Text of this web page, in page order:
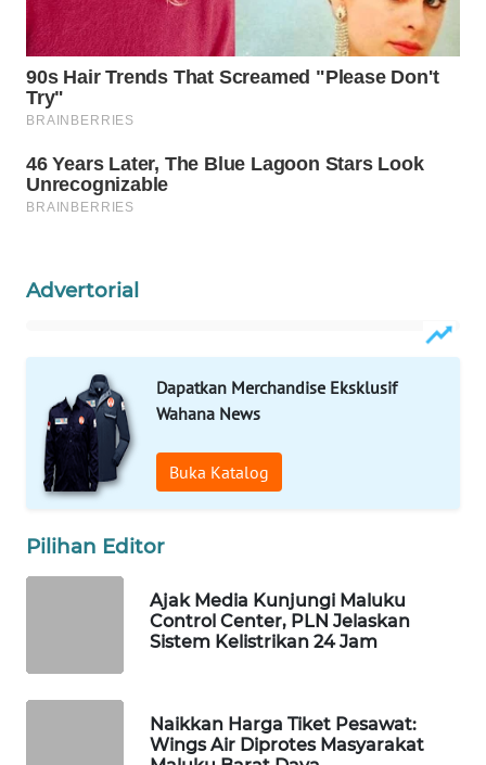
Advertorial
Dapatkan Merchandise Eksklusif
Wahana News
Buka Katalog
Pilihan Editor
Ajak Media Kunjungi Maluku
Control Center, PLN Jelaskan
Sistem Kelistrikan 24 Jam
Naikkan Harga Tiket Pesawat:
Wings Air Diprotes Masyarakat
WAHANA
TV
WAHANANEWS
ID
WAHANANEWS
CO ID
SPORT
WAHANA
UMKM
WAHANA
SELEB
WAHANA
OTOMOTIF